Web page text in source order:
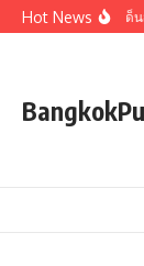
Skip to content
Hot Newsรวมประเด็น